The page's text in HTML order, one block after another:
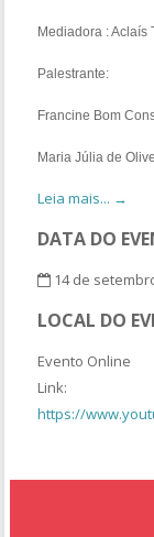
Mediadora : Aclaís
Palestrante:
Francine Bom
Maria Júlia de
Leia mais... →
DATA DO
14 de
LOCAL DO
Evento Online
Link:
https://